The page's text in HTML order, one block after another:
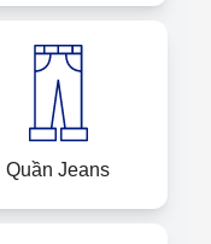
Quần Jeans